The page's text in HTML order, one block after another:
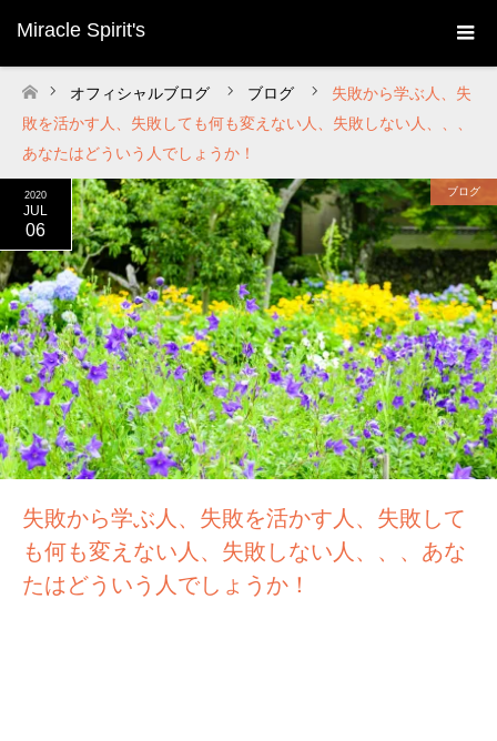
Miracle Spirit's
ホーム
オフィシャルブログ ブログ
失敗から学ぶ人、失
敗を活かす人、失敗しても何も変えない人、失敗しない人、、、
あなたはどういう人でしょうか！
2020
JUL
06
ブログ
失敗から学ぶ人、失敗を活かす人、失敗して
も何も変えない人、失敗しない人、、、あな
たはどういう人でしょうか！